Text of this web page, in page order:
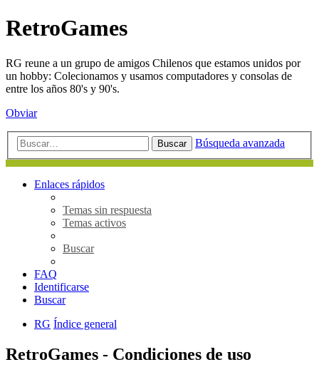
RetroGames
RG reune a un grupo de amigos Chilenos que estamos unidos por
un hobby: Colecionamos y usamos computadores y consolas de
entre los años 80's y 90's.
Obviar
Buscar Búsqueda avanzada
Enlaces rápidos
Temas sin respuesta
Temas activos
Buscar
FAQ
Identificarse
Buscar
RG Índice general
RetroGames - Condiciones de uso